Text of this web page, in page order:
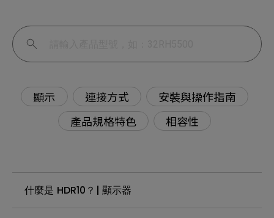
顯示 連接方式
安裝與操作指南
產品規格特色
相容性
什麼是 HDR10？| 顯示器